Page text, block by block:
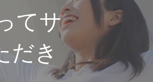
てサ
だき